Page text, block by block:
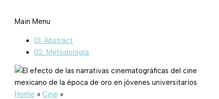
Main Menu
01. Abstract
02. Metodología
Home
Cine